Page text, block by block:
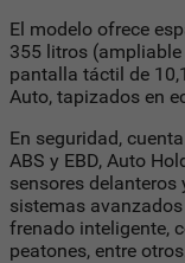
El modelo ofrece
355 litros
pantalla táctil de
Auto, tapizados en
En seguridad,
ABS y EBD, Auto
sensores delanteros
sistemas
frenado inteligente,
peatones, entre